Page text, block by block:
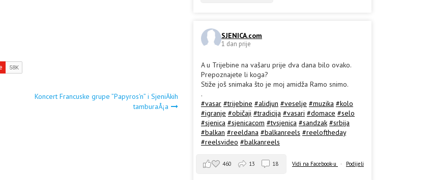
Koncert Francuske grupe ”Papyros'n” i SjeniÄkih
tamburaÅ¡a
SJENICA.com
1 dan prije
A u Trijebine na vašaru prije dva dana bilo ovako.
Prepoznajete li koga?
Stiže još snimaka što je moj amidža Ramo snimo.
.
#vasar #trijebine #alidjun #veselje #muzika #kolo
#igranje #običaji #tradicija #vasari #domace #selo
#sjenica #sjenicacom #tvsjenica #sandzak #srbija
#balkan #reeldana #balkanreels #reeloftheday
#reelsvideo #balkanreels
Vidi na Facebook-u · Podijeli
460 13 18